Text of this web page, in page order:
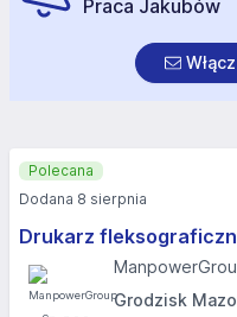
Praca Jakubów
Drukarz
Grodzisk
Polecana
Dodana 8 sierpnia